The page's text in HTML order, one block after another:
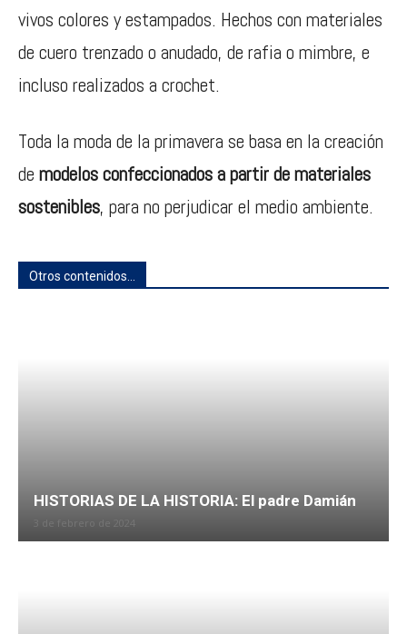
vivos colores y estampados. Hechos con materiales
de cuero trenzado o anudado, de rafia o mimbre, e
incluso realizados a crochet.
Toda la moda de la primavera se basa en la creación
de modelos confeccionados a partir de materiales
sostenibles, para no perjudicar el medio ambiente.
Otros contenidos...
HISTORIAS DE LA HISTORIA: El padre Damián
3 de febrero de 2024